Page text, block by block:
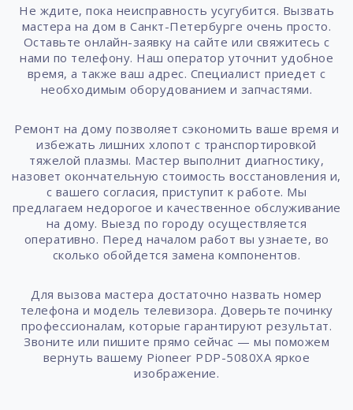
Не ждите, пока неисправность усугубится. Вызвать
мастера на дом в Санкт-Петербурге очень просто.
Оставьте онлайн-заявку на сайте или свяжитесь с
нами по телефону. Наш оператор уточнит удобное
время, а также ваш адрес. Специалист приедет с
необходимым оборудованием и запчастями.
Ремонт на дому позволяет сэкономить ваше время и
избежать лишних хлопот с транспортировкой
тяжелой плазмы. Мастер выполнит диагностику,
назовет окончательную стоимость восстановления и,
с вашего согласия, приступит к работе. Мы
предлагаем недорогое и качественное обслуживание
на дому. Выезд по городу осуществляется
оперативно. Перед началом работ вы узнаете, во
сколько обойдется замена компонентов.
Для вызова мастера достаточно назвать номер
телефона и модель телевизора. Доверьте починку
профессионалам, которые гарантируют результат.
Звоните или пишите прямо сейчас — мы поможем
вернуть вашему Pioneer PDP-5080XA яркое
изображение.